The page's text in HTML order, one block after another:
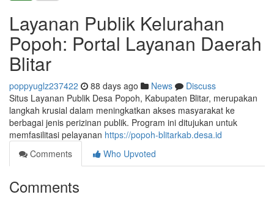
Layanan Publik Kelurahan
Popoh: Portal Layanan Daerah
Blitar
poppyuglz237422 88 days ago News
Discuss
Situs Layanan Publik Desa Popoh, Kabupaten Blitar, merupakan
langkah krusial dalam meningkatkan akses masyarakat ke
berbagai jenis perizinan publik. Program ini ditujukan untuk
memfasilitasi pelayanan https://popoh-blitarkab.desa.id
Comments
Who Upvoted
Comments